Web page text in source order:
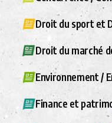
Droit du sport et
Droit du marché
Environnement /
Finance et